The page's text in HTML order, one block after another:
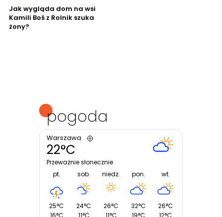
Jak wygląda dom na wsi
Kamili Boś z Rolnik szuka
żony?
pogoda
Warszawa
22°C
Przeważnie słonecznie
pt.
25°C
16°C
sob.
24°C
11°C
niedz.
26°C
11°C
pon.
32°C
19°C
wt.
26°C
12°C